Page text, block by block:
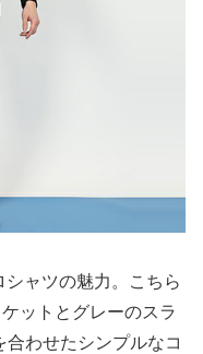
ャツの魅力。こちら
ットとグレーのスラ
合わせたシンプルなコ